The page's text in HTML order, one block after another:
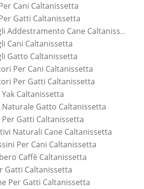
Cani Caltanissetta
Gatti Caltanissetta
Guinzagli Addestramento Cane Caltanissetta
Cani Caltanissetta
Gatto Caltanissetta
Per Cani Caltanissetta
Per Gatti Caltanissetta
Caltanissetta
Gatto Caltanissetta
Gatti Caltanissetta
Naturali Cane Caltanissetta
Per Cani Caltanissetta
Caffè Caltanissetta
Gatti Caltanissetta
Per Gatti Caltanissetta